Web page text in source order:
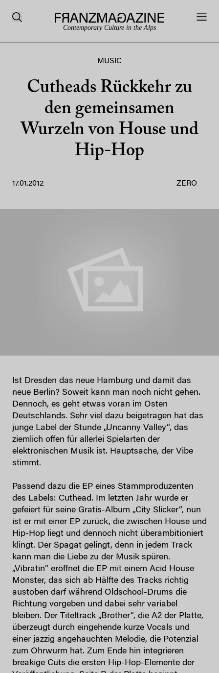
Contemporary Culture in the Alps
MUSIC
Cutheads Rückkehr zu
den gemeinsamen
Wurzeln von House und
Hip-Hop
17.01.2012 ZERO
Ist Dresden das neue Hamburg und damit das
neue Berlin? Soweit kann man noch nicht gehen.
Dennoch, es geht etwas voran im Osten
Deutschlands. Sehr viel dazu beigetragen hat das
junge Label der Stunde „Uncanny Valley“, das
ziemlich offen für allerlei Spielarten der
elektronischen Musik ist. Hauptsache, der Vibe
stimmt.
Passend dazu die EP eines Stammproduzenten
des Labels: Cuthead. Im letzten Jahr wurde er
gefeiert für seine Gratis-Album „City Slicker“, nun
ist er mit einer EP zurück, die zwischen House und
Hip-Hop liegt und dennoch nicht überambitioniert
klingt. Der Spagat gelingt, denn in jedem Track
kann man die Liebe zu der Musik spüren.
„Vibratin“ eröffnet die EP mit einem Acid House
Monster, das sich ab Hälfte des Tracks richtig
austoben darf während Oldschool-Drums die
Richtung vorgeben und dabei sehr variabel
bleiben. Der Titeltrack „Brother“, die A2 der Platte,
überzeugt durch eingehende kurze Vocals und
einer jazzig angehauchten Melodie, die Potenzial
zum Ohrwurm hat. Zum Ende hin integrieren
breakige Cuts die ersten Hip-Hop-Elemente der